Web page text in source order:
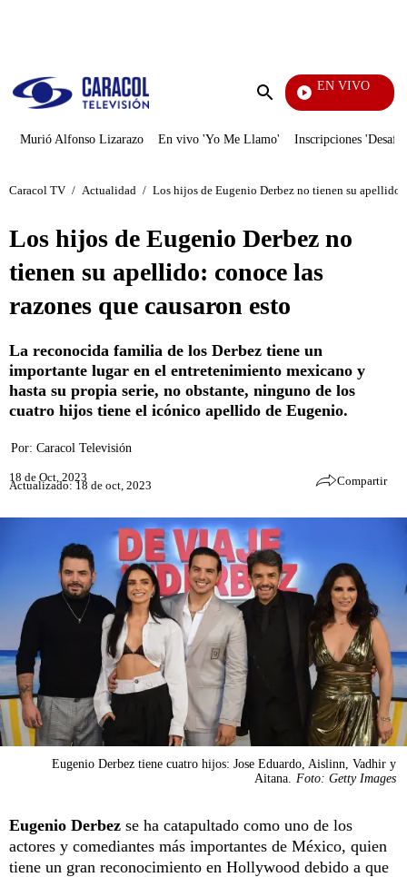
Enviar
EN VIVO
Murió Alfonso Lizarazo En vivo 'Yo Me Llamo' Inscripciones
Caracol TV / Actualidad / Los hijos de Eugenio Derbez no tienen su apellido:
Los hijos de Eugenio Derbez no
tienen su apellido: conoce las
razones que causaron esto
La reconocida familia de los Derbez tiene un
importante lugar en el entretenimiento mexicano y
hasta su propia serie, no obstante, ninguno de los
cuatro hijos tiene el icónico apellido de Eugenio.
Por: Caracol Televisión
18 de Oct, 2023
Actualizado: 18 de oct, 2023 Compartir
Eugenio Derbez tiene cuatro hijos: Jose Eduardo, Aislinn, Vadhir y
Aitana.
Foto: Getty Images
Eugenio Derbez se ha catapultado como uno de los
actores y comediantes más importantes de México, quien
tiene un gran reconocimiento en Hollywood debido a que